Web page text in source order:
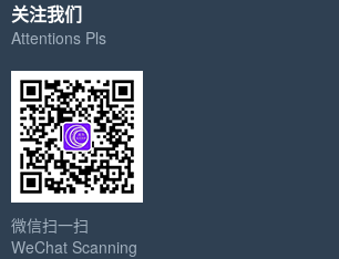
关注我们
Attentions Pls
微信扫一扫
WeChat Scanning